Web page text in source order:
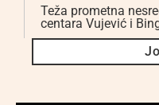
Teža prometna
centara Vujević i